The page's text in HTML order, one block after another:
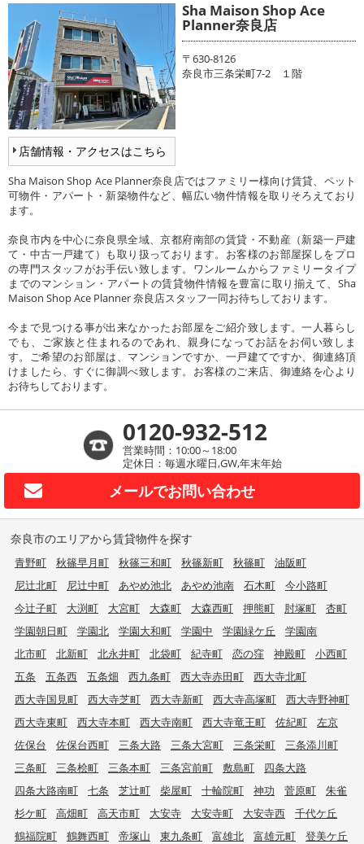
店舗情報・アクセスはこちら
Sha Maison Shop Ace
Planner奈良店
〒630-8126
奈良市三条栄町7-2 １階
Sha Maison Shop Ace Planner奈良店ではファミリー様向け賃貸、ペット
可物件・アパート・新築物件など、幅広い物件情報を取りそろえており
ます。
奈良市内を中心に奈良県全域、京都府南部の賃貸・不動産（新築一戸建
て・中古一戸建て）も取り扱っております。お客様のお部屋探しをプロ
の専門スタッフがお手伝い致します。ワンルームからファミリータイプ
までのマンション・アパートの賃貸物件情報を豊富に取り揃えて、Sha
Maison Shop Ace Planner 奈良店スタッフ一同お待ちしております。
今まで見つける事が出来なかったお部屋をご紹介致します。一人暮らし
でも、ご家族と住まれるのであれ、親身になってお話をお伺い致しま
す。ご希望のお部屋は、マンションですか、一戸建てですか、御連絡頂
けましたら、すぐに御調べ致します。お客様のご来店、御連絡を心より
お待ちしております。
0120-932-512
営業時間：10:00～18:00
定休日：毎週水曜日,GW,年末年始
メールでお問い合わせ
奈良市のエリアから賃貸物件を探す
青野町 秋篠早月町 秋篠三和町 秋篠新町 秋篠町
油阪町
尼辻北町
尼辻中町 あやめ池北 あやめ池南 石木町
今小路町
今辻子町
大渕町 大宮町 大森町 大森西町 押熊町 肘塚町
杏町
学園朝日町
学園北 学園大和町 学園中 学園緑ケ丘
学園南
北市町
北新町 北永井町 北袋町 紀寺町 恋の窪 神殿町
小西町
五条
五条西 五条畑 西九条町 西大寺赤田町
西大寺北町
西大寺国見町
西大寺芝町 西大寺新町 西大寺高塚町
西大寺野神町
西大寺東町
西大寺本町 西大寺南町 西大寺竜王町 佐紀町
左京
佐保台
佐保台西町 三条大路 三条大宮町 三条栄町
三条添川町
三条町
三条桧町 三条本町 三条宮前町 敷島町
四条大路
四条大路南町
七条 芝辻町 柴屋町 十輪院町 神功 菅原町
朱雀
杉ケ町
高畑町 高天市町 大安寺 大安寺町 大安寺西
千代ケ丘
鶴福院町
鶴舞西町 帝塚山 東九条町 富雄北 富雄元町
登美ケ丘